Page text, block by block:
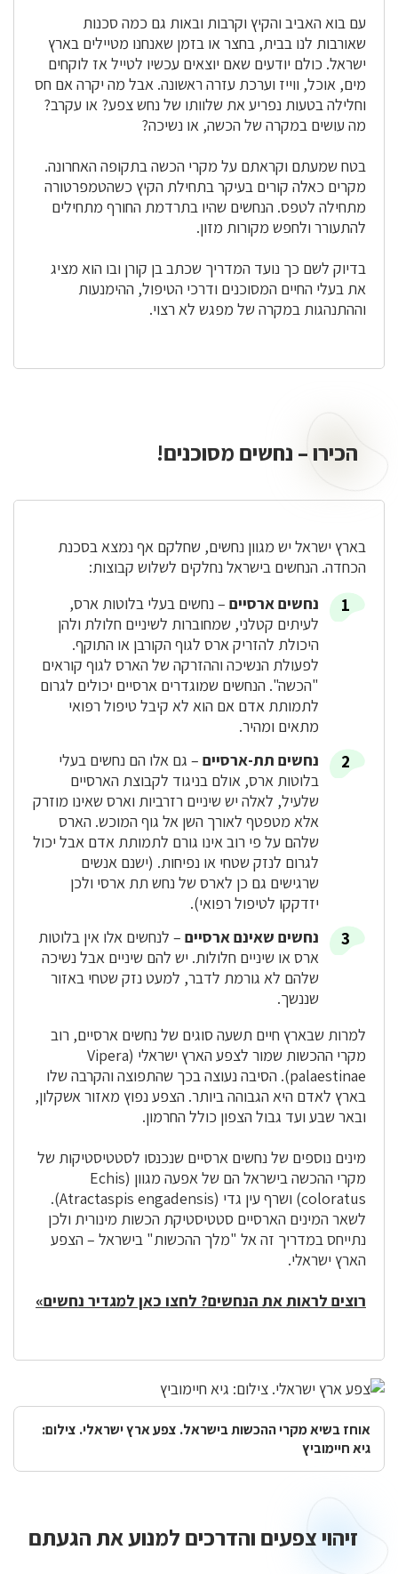
עם בוא האביב והקיץ וקרבות ובאות גם כמה סכנות
שאורבות לנו בבית, בחצר או בזמן שאנחנו מטיילים בארץ
ישראל. כולם יודעים שאם יוצאים עכשיו לטייל אז לוקחים
מים, אוכל, ווייז וערכת עזרה ראשונה. אבל מה יקרה אם חס
וחלילה בטעות נפריע את שלוותו של נחש צפע? או עקרב?
מה עושים במקרה של הכשה, או נשיכה?
בטח שמעתם וקראתם על מקרי הכשה בתקופה האחרונה.
מקרים כאלה קורים בעיקר בתחילת הקיץ כשהטמפרטורה
מתחילה לטפס. הנחשים שהיו בתרדמת החורף מתחילים
להתעורר ולחפש מקורות מזון.
בדיוק לשם כך נועד המדריך שכתב בן קורן ובו הוא מציג
את בעלי החיים המסוכנים ודרכי הטיפול, ההימנעות
וההתנהגות במקרה של מפגש לא רצוי.
הכירוהכירו – נחשים מסוכנים!
בארץ ישראל יש מגוון נחשים, שחלקם אף נמצא בסכנת
הכחדה. הנחשים בישראל נחלקים לשלוש קבוצות:
נחשים ארסיים – נחשים בעלי בלוטות ארס,
לעיתים קטלני, שמחוברות לשיניים חלולת ולהן
היכולת להזריק ארס לגוף הקורבן או התוקף.
לפעולת הנשיכה וההזרקה של הארס לגוף קוראים
"הכשה". הנחשים שמוגדרים ארסיים יכולים לגרום
לתמותת אדם אם הוא לא קיבל טיפול רפואי
מתאים ומהיר.
נחשים תת-ארסיים – גם אלו הם נחשים בעלי
בלוטות ארס, אולם בניגוד לקבוצת הארסיים
שלעיל, לאלה יש שיניים רזרביות וארס שאינו מוזרק
אלא מטפטף לאורך השן אל גוף המוכש. הארס
שלהם על פי רוב אינו גורם לתמותת אדם אבל יכול
לגרום לנזק שטחי או נפיחות. (ישנם אנשים
שרגישים גם כן לארס של נחש תת ארסי ולכן
יזדקקו לטיפול רפואי).
נחשים שאינם ארסיים – לנחשים אלו אין בלוטות
ארס או שיניים חלולות. יש להם שיניים אבל נשיכה
שלהם לא גורמת לדבר, למעט נזק שטחי באזור
שננשך.
למרות שבארץ חיים תשעה סוגים של נחשים ארסיים, רוב
מקרי ההכשות שמור לצפע הארץ ישראלי (Vipera
palaestinae). הסיבה נעוצה בכך שהתפוצה והקרבה שלו
בארץ לאדם היא הגבוהה ביותר. הצפע נפוץ מאזור אשקלון,
ובאר שבע ועד גבול הצפון כולל החרמון.
מינים נוספים של נחשים ארסיים שנכנסו לסטטיסטיקות של
מקרי ההכשה בישראל הם של אפעה מגוון (Echis
coloratus) ושרף עין גדי (Atractaspis engadensis).
לשאר המינים הארסיים סטטיסטיקת הכשות מינורית ולכן
נתייחס במדריך זה אל "מלך ההכשות" בישראל – הצפע
הארץ ישראלי.
רוצים לראות את הנחשים? לחצו כאן למגדיר נחשים»
אוחז בשיא מקרי ההכשות בישראל. צפע ארץ ישראלי. צילום:
גיא חיימוביץ
זיהוי צפעים והדרכים למנוע את הגעתם